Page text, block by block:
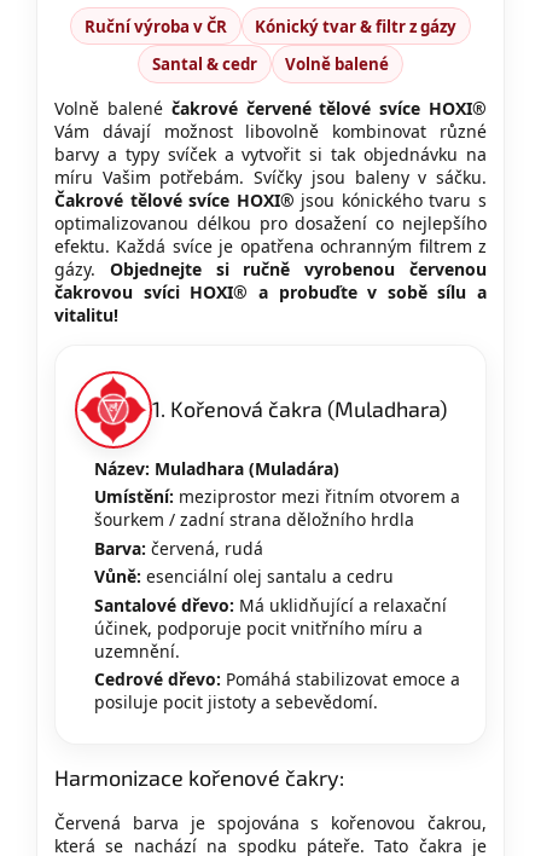
Ruční výroba v ČR
Kónický tvar & filtr z gázy
Santal & cedr
Volně balené
Volně balené čakrové červené tělové svíce HOXI®
Vám dávají možnost libovolně kombinovat různé
barvy a typy svíček a vytvořit si tak objednávku na
míru Vašim potřebám. Svíčky jsou baleny v sáčku.
Čakrové tělové svíce HOXI® jsou kónického tvaru s
optimalizovanou délkou pro dosažení co nejlepšího
efektu. Každá svíce je opatřena ochranným filtrem z
gázy. Objednejte si ručně vyrobenou červenou
čakrovou svíci HOXI® a probuďte v sobě sílu a
vitalitu!
1. Kořenová čakra (Muladhara)
Název: Muladhara (Muladára)
Umístění: meziprostor mezi řitním otvorem a
šourkem / zadní strana děložního hrdla
Barva: červená, rudá
Vůně: esenciální olej santalu a cedru
Santalové dřevo: Má uklidňující a relaxační
účinek, podporuje pocit vnitřního míru a
uzemnění.
Cedrové dřevo: Pomáhá stabilizovat emoce a
posiluje pocit jistoty a sebevědomí.
Harmonizace kořenové čakry:
Červená barva je spojována s kořenovou čakrou,
která se nachází na spodku páteře. Tato čakra je